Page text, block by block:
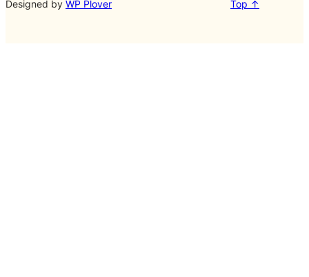
Designed by WP Plover Top ↑